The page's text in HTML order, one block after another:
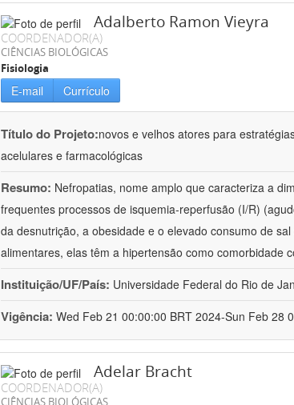
Adalberto Ramon Vieyra
COORDENADOR(A)
CIÊNCIAS BIOLÓGICAS
Fisiologia
E-mail Currículo
Título do Projeto:novos e velhos atores para
acelulares e farmacológicas
Resumo: Nefropatias, nome amplo que caracteriza a
frequentes processos de isquemia-reperfusão (I/R)
da desnutrição, a obesidade e o elevado consumo de
alimentares, elas têm a hipertensão como comorbidade
Instituição/UF/País: Universidade Federal do Rio de
Vigência: Wed Feb 21 00:00:00 BRT 2024-Sun Feb 28
Adelar Bracht
COORDENADOR(A)
CIÊNCIAS BIOLÓGICAS